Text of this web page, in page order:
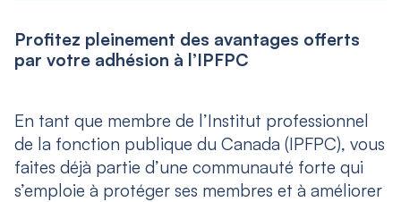
Profitez pleinement des avantages offerts
par votre adhésion à l’IPFPC
En tant que membre de l’Institut professionnel
de la fonction publique du Canada (IPFPC), vous
faites déjà partie d’une communauté forte qui
s’emploie à protéger ses membres et à améliorer